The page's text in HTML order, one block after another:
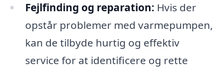
Fejlfinding og reparation: Hvis der
opstår problemer med varmepumpen,
kan de tilbyde hurtig og effektiv
service for at identificere og rette